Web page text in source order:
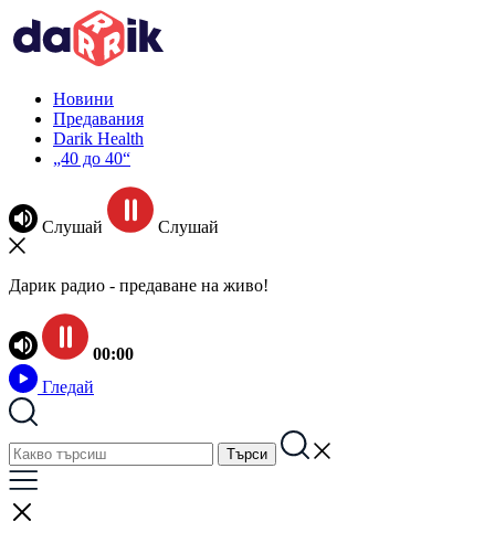
Новини
Предавания
Darik Health
„40 до 40“
Слушай Слушай
Дарик радио - предаване на живо!
00:00
Гледай